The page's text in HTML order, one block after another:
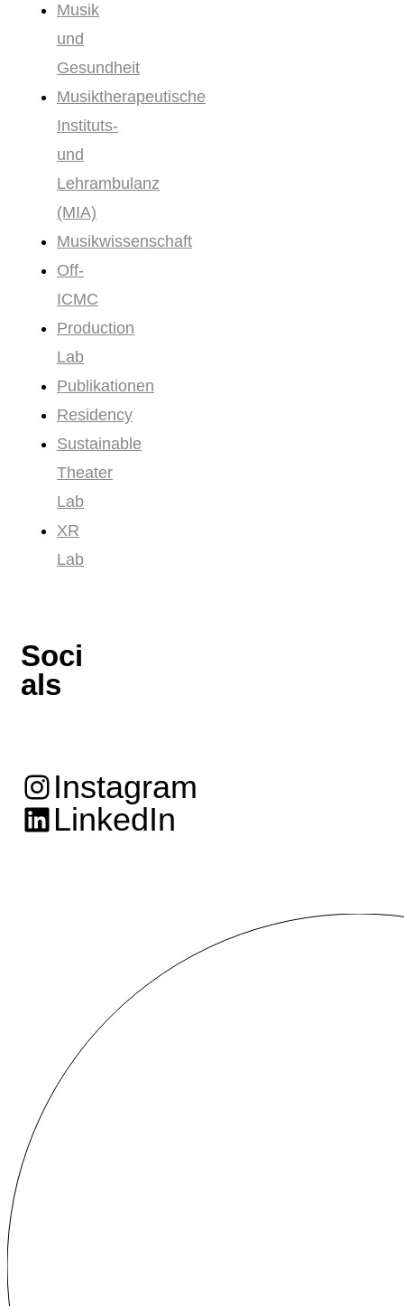
Musik
und
Gesundheit
Musiktherapeutische
Instituts-
und
Lehrambulanz
(MIA)
Musikwissenschaft
Off-
ICMC
Production
Lab
Publikationen
Residency
Sustainable
Theater
Lab
XR
Lab
Soci
als
Instagram
LinkedIn